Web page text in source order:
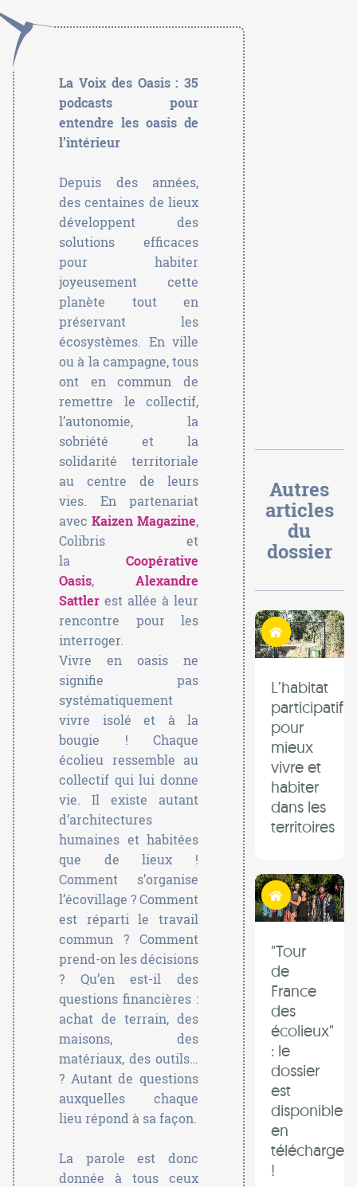
La Voix des Oasis : 35
podcasts pour
entendre les oasis de
l’intérieur
Depuis des années,
des centaines de lieux
développent des
solutions efficaces
pour habiter
joyeusement cette
planète tout en
préservant les
écosystèmes. En ville
ou à la campagne, tous
ont en commun de
remettre le collectif,
l’autonomie, la
sobriété et la
solidarité territoriale
au centre de leurs
vies. En partenariat
avecKaizen Magazine,
Colibris et
laCoopérative
Oasis,Alexandre
Sattler est allée à leur
rencontre pour les
interroger.
Vivre en oasis ne
signifie pas
systématiquement
vivre isolé et à la
bougie ! Chaque
écolieu ressemble au
collectif qui lui donne
vie. Il existe autant
d’architectures
humaines et habitées
que de lieux !
Comment s’organise
l’écovillage ? Comment
est réparti le travail
commun ? Comment
prend-on les décisions
? Qu’en est-il des
questions financières :
achat de terrain, des
maisons, des
matériaux, des outils…
? Autant de questions
auxquelles chaque
lieu répond à sa façon.
La parole est donc
donnée à tous ceux
Autres
articles
du
dossier
Habiter autrement
L’habitat
participatif
pour
mieux
vivre et
habiter
dans les
territoires
Habiter autrement
"Tour
de
France
des
écolieux"
: le
dossier
est
disponible
en
!